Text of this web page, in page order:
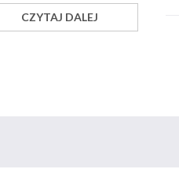
CZYTAJ DALEJ